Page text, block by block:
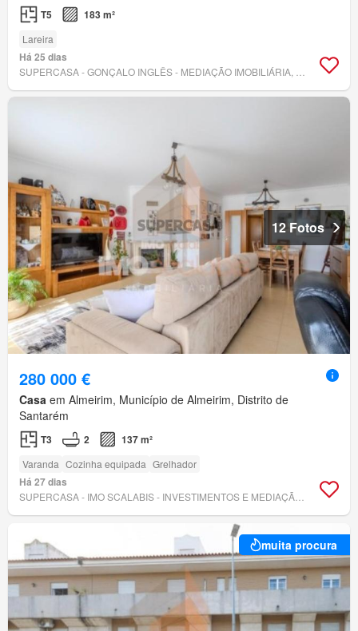
T5 183 m²
Lareira
Há 25 dias
12 Fotos
280 000 €
Casa em Almeirim, Município de Almeirim, Distrito de
Santarém
T3 2 137 m²
Varanda Cozinha equipada Grelhador
Há 27 dias
muita procura